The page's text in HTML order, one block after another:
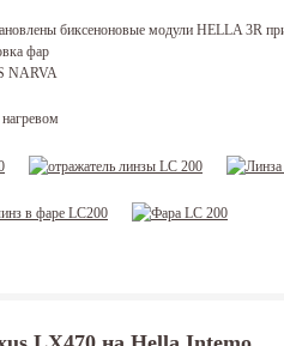
биксеноновые модули HELLA 3R
фар
NARVA